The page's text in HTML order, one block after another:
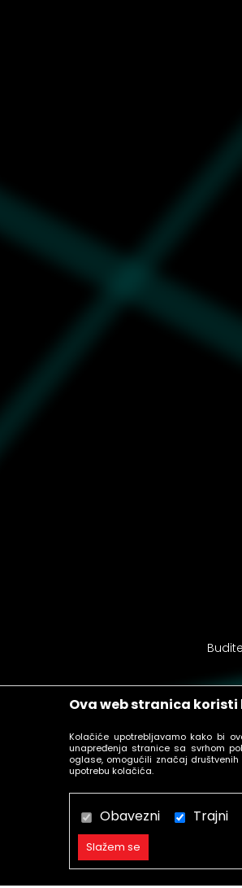
Ova web stranica
Kolačiće upotrebljavamo kako bi
unapređenja stranice sa svrhom
oglase, omogućili značaj
upotrebu kolačića.
Obavezni Trajni
Slažem se